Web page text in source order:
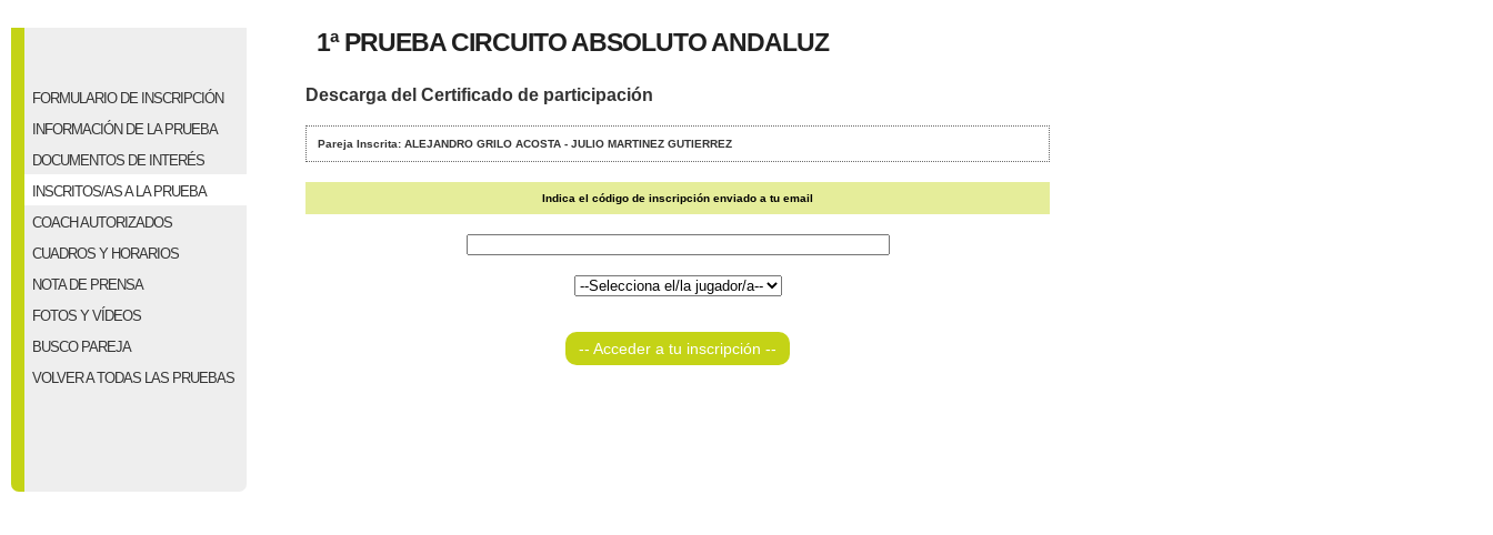
FORMULARIO DE INSCRIPCIÓN
INFORMACIÓN DE LA PRUEBA
DOCUMENTOS DE INTERÉS
INSCRITOS/AS A LA PRUEBA
COACH AUTORIZADOS
CUADROS Y HORARIOS
NOTA DE PRENSA
FOTOS Y VÍDEOS
BUSCO PAREJA
VOLVER A TODAS LAS PRUEBAS
1ª PRUEBA CIRCUITO ABSOLUTO ANDALUZ
Descarga del Certificado de participación
Pareja Inscrita: ALEJANDRO GRILO ACOSTA - JULIO MARTINEZ GUTIERREZ
Indica el código de inscripción enviado a tu email
-- Acceder a tu inscripción --